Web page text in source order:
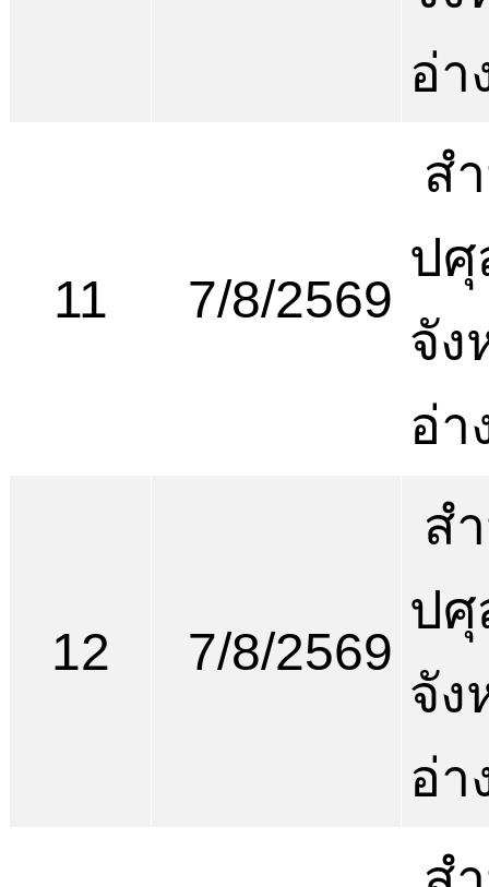
อ่า
11 7/8/2569
ส
ปศุ
จัง
อ่า
12 7/8/2569
ส
ปศุ
จัง
อ่า